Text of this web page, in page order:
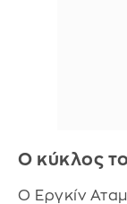
Ο κύκλος
Ο Εργκίν